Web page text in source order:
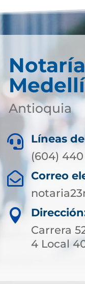
Antioquia

Líneas
(604) 440

Correo

Carrera
4 Local